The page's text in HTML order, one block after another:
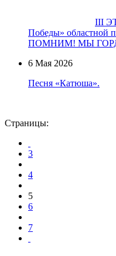
III
Победы» областной
ПОМНИМ! МЫ
6 Мая 2026
Песня «Катюша».
Страницы:
3
4
5
6
7